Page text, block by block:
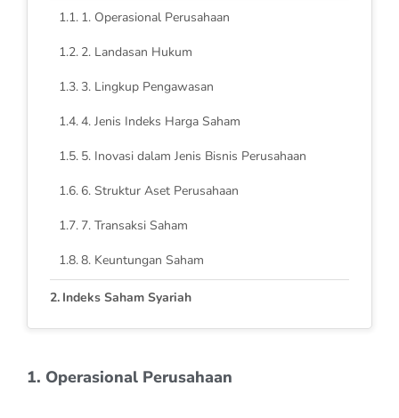
1. Operasional Perusahaan
2. Landasan Hukum
3. Lingkup Pengawasan
4. Jenis Indeks Harga Saham
5. Inovasi dalam Jenis Bisnis Perusahaan
6. Struktur Aset Perusahaan
7. Transaksi Saham
8. Keuntungan Saham
Indeks Saham Syariah
1. Operasional Perusahaan